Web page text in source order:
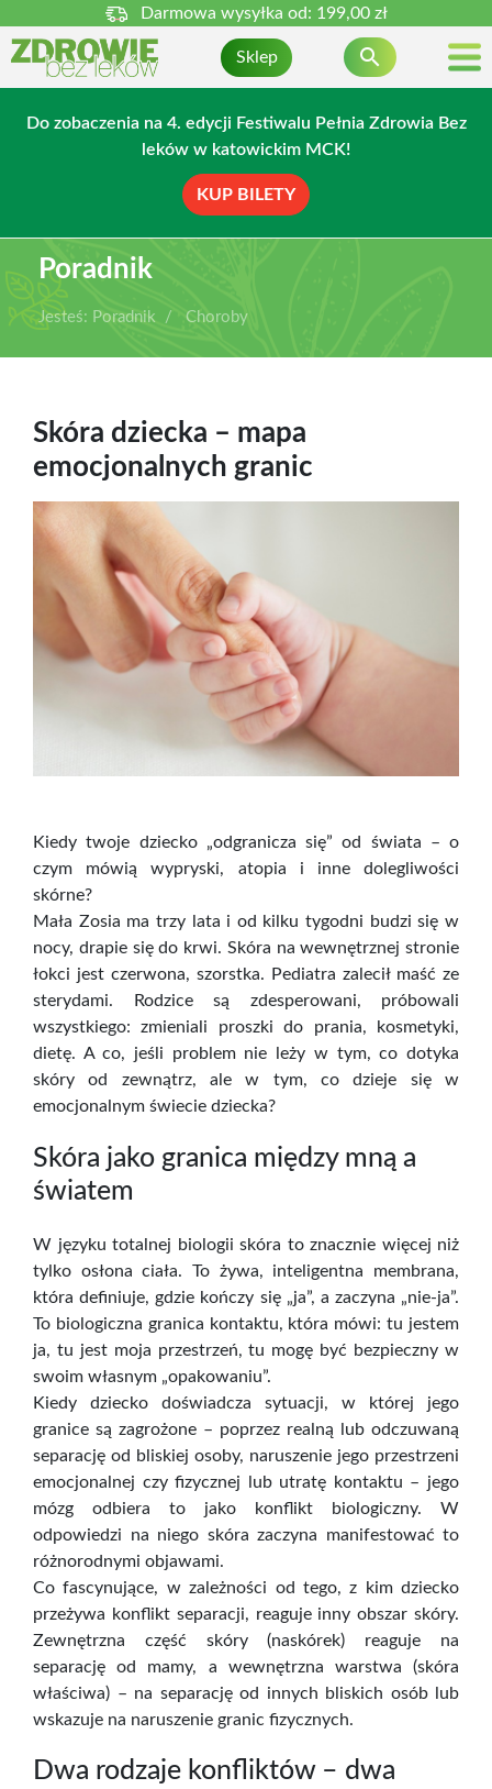
Darmowa wysyłka od: 199,00 zł
Sklep 
Do zobaczenia na 4. edycji Festiwalu Pełnia Zdrowia Bez
leków w katowickim MCK!
KUP BILETY
Poradnik
Jesteś: Poradnik Choroby
Skóra dziecka – mapa
emocjonalnych granic
Kiedy twoje dziecko „odgranicza się” od świata – o
czym mówią wypryski, atopia i inne dolegliwości
skórne?
Mała Zosia ma trzy lata i od kilku tygodni budzi się w
nocy, drapie się do krwi. Skóra na wewnętrznej stronie
łokci jest czerwona, szorstka. Pediatra zalecił maść ze
sterydami. Rodzice są zdesperowani, próbowali
wszystkiego: zmieniali proszki do prania, kosmetyki,
dietę. A co, jeśli problem nie leży w tym, co dotyka
skóry od zewnątrz, ale w tym, co dzieje się w
emocjonalnym świecie dziecka?
Skóra jako granica między mną a
światem
W języku totalnej biologii skóra to znacznie więcej niż
tylko osłona ciała. To żywa, inteligentna membrana,
która definiuje, gdzie kończy się „ja”, a zaczyna „nie-ja”.
To biologiczna granica kontaktu, która mówi: tu jestem
ja, tu jest moja przestrzeń, tu mogę być bezpieczny w
swoim własnym „opakowaniu”.
Kiedy dziecko doświadcza sytuacji, w której jego
granice są zagrożone – poprzez realną lub odczuwaną
separację od bliskiej osoby, naruszenie jego przestrzeni
emocjonalnej czy fizycznej lub utratę kontaktu – jego
mózg odbiera to jako konflikt biologiczny. W
odpowiedzi na niego skóra zaczyna manifestować to
różnorodnymi objawami.
Co fascynujące, w zależności od tego, z kim dziecko
przeżywa konflikt separacji, reaguje inny obszar skóry.
Zewnętrzna część skóry (naskórek) reaguje na
separację od mamy, a wewnętrzna warstwa (skóra
właściwa) – na separację od innych bliskich osób lub
wskazuje na naruszenie granic fizycznych.
Dwa rodzaje konfliktów – dwa